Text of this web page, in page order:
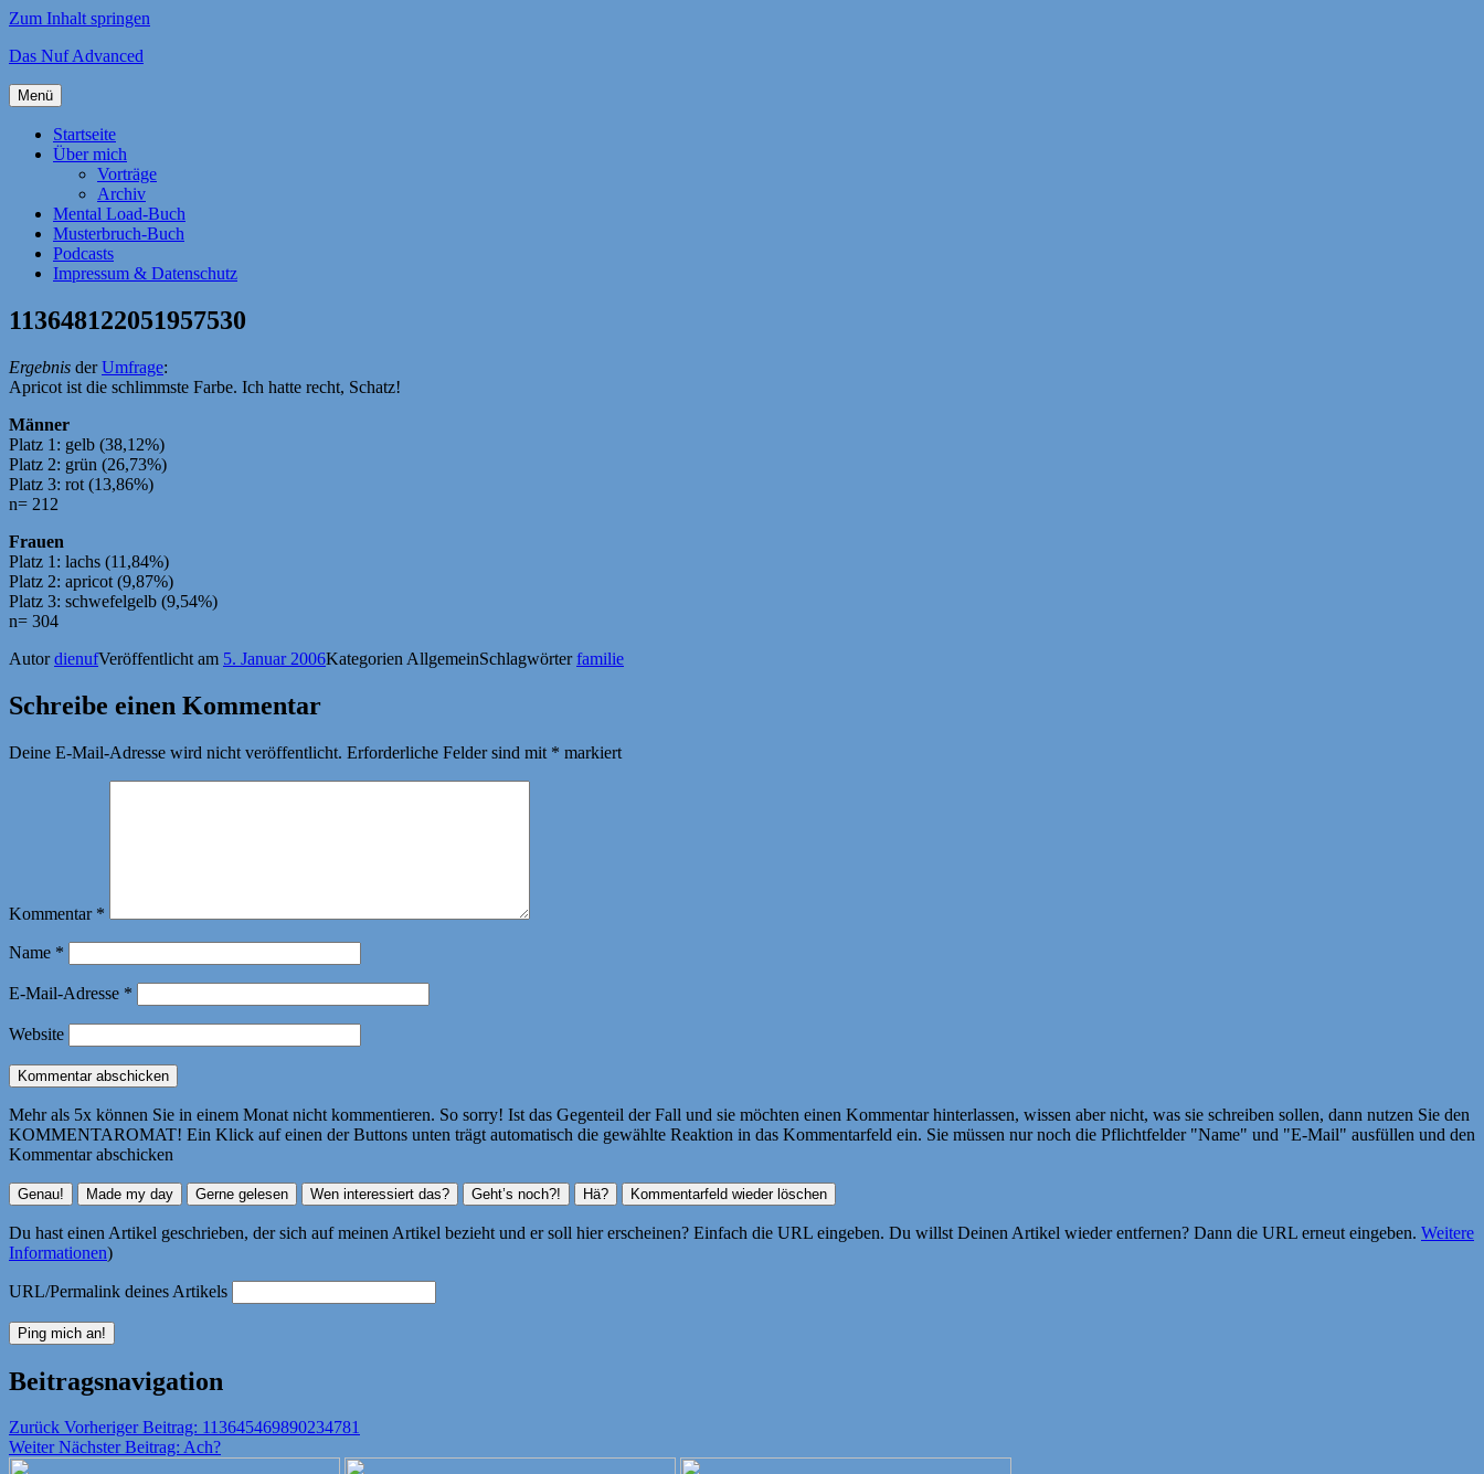
Zum Inhalt springen
Das Nuf Advanced
Menü
Startseite
Über mich
Vorträge
Archiv
Mental Load-Buch
Musterbruch-Buch
Podcasts
Impressum & Datenschutz
113648122051957530
Ergebnis derUmfrage:
Apricot ist die schlimmste Farbe. Ich hatte recht, Schatz!
Männer
Platz 1: gelb (38,12%)
Platz 2: grün (26,73%)
Platz 3: rot (13,86%)
n= 212
Frauen
Platz 1: lachs (11,84%)
Platz 2: apricot (9,87%)
Platz 3: schwefelgelb (9,54%)
n= 304
AutordienufVeröffentlicht am 5. Januar 2006Kategorien AllgemeinSchlagwörterfamilie
Schreibe einen Kommentar
Deine E-Mail-Adresse wird nicht veröffentlicht. Erforderliche Felder sind mit * markiert
Kommentar *
Name *
E-Mail-Adresse *
Website
Mehr als 5x können Sie in einem Monat nicht kommentieren. So sorry! Ist das Gegenteil der Fall und sie möchten einen Kommentar hinterlassen, wissen aber nicht, was sie schreiben sollen, dann nutzen Sie den
KOMMENTAROMAT! Ein Klick auf einen der Buttons unten trägt automatisch die gewählte Reaktion in das Kommentarfeld ein. Sie müssen nur noch die Pflichtfelder "Name" und "E-Mail" ausfüllen und den
Kommentar abschicken
Du hast einen Artikel geschrieben, der sich auf meinen Artikel bezieht und er soll hier erscheinen? Einfach die URL eingeben. Du willst Deinen Artikel wieder entfernen? Dann die URL erneut eingeben. Weitere
Informationen)
URL/Permalink deines Artikels
Beitragsnavigation
Zurück Vorheriger Beitrag: 113645469890234781
Weiter Nächster Beitrag: Ach?